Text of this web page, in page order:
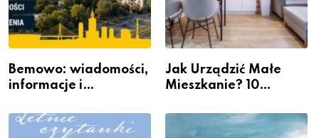
Bemowo: wiadomości,
informacje i
Jak Urządzić Małe
Mieszkanie? 10
Przestrzeni Bez
Kosztownego Remontu